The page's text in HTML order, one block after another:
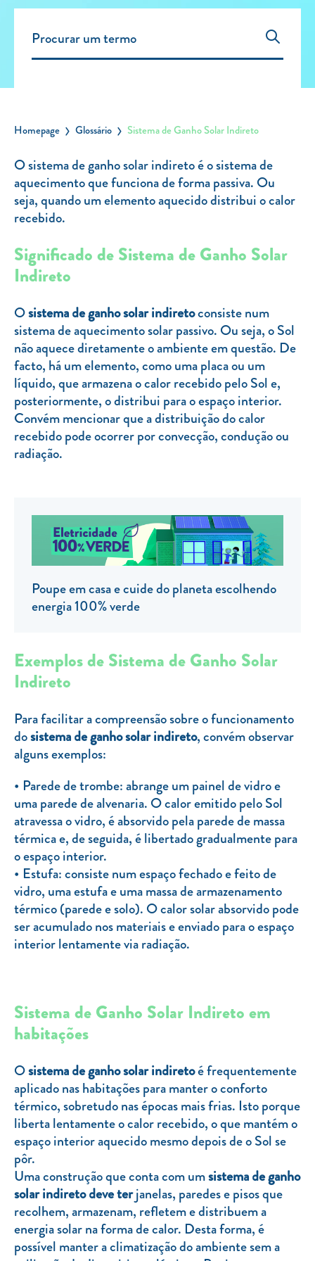
Empresas
Sobre nós
FAQ
Blog
Mais informações
SERVIÇOS
ROTULAGEM
JUNTE-SE A NÓS
TARIFA SOCIAL
APP MOBILE
CONTADORES ELÉTRICOS
FATURAS
PRÉMIOS
Preços de referência
Documentos úteis
Política de privacidade
Livro de reclamações
Clientes prioritários
Resolução alternativa de litígios
Homepage Glossário Sistema de Ganho Solar Indireto
O sistema de ganho solar indireto é o sistema de
aquecimento que funciona de forma passiva. Ou
seja, quando um elemento aquecido distribui o calor
recebido.
Significado de Sistema de Ganho Solar
Indireto
Osistema de ganho solar indiretoconsiste num
sistema de aquecimento solar passivo. Ou seja, o Sol
não aquece diretamente o ambiente em questão. De
facto, há um elemento, como uma placa ou um
líquido, que armazena o calor recebido pelo Sol e,
posteriormente, o distribui para o espaço interior.
Convém mencionar que a distribuição do calor
recebido pode ocorrer por convecção, condução ou
radiação.
Poupe em casa e cuide do planeta escolhendo
energia 100% verde
Exemplos de Sistema de Ganho Solar
Indireto
Para facilitar a compreensão sobre o funcionamento
dosistema de ganho solar indireto, convém observar
alguns exemplos:
Parede de trombe: abrange um painel de vidro e
uma parede de alvenaria. O calor emitido pelo Sol
atravessa o vidro, é absorvido pela parede de massa
térmica e, de seguida, é libertado gradualmente para
o espaço interior.
Estufa: consiste num espaço fechado e feito de
vidro, uma estufa e uma massa de armazenamento
térmico (parede e solo). O calor solar absorvido pode
ser acumulado nos materiais e enviado para o espaço
interior lentamente via radiação.
Sistema de Ganho Solar Indireto em
habitações
Osistema de ganho solar indiretoé frequentemente
aplicado nas habitações para manter o conforto
térmico, sobretudo nas épocas mais frias. Isto porque
liberta lentamente o calor recebido, o que mantém o
espaço interior aquecido mesmo depois de o Sol se
pôr.
Uma construção que conta com umsistema de ganho
solar indireto deve terjanelas, paredes e pisos que
recolhem, armazenam, refletem e distribuem a
energia solar na forma de calor. Desta forma, é
possível manter a climatização do ambiente sem a